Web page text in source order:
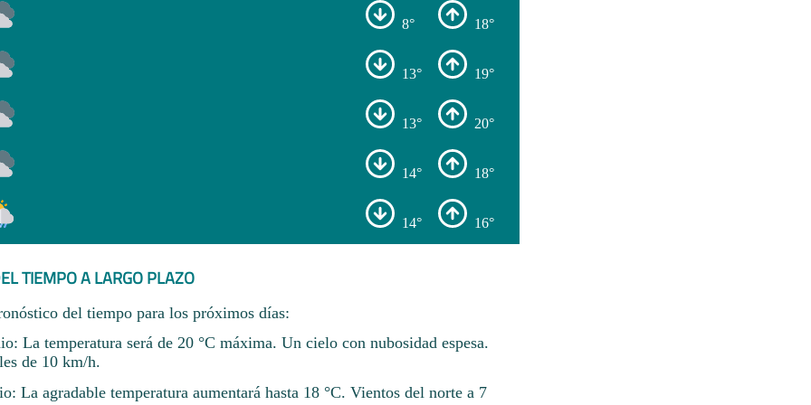
8° 18°
13° 19°
13° 20°
14° 18°
14° 16°
TIEMPO A LARGO PLAZO
del tiempo para los próximos días:
La temperatura será de 20 °C máxima. Un cielo con nubosidad espesa.
de 10 km/h.
La agradable temperatura aumentará hasta 18 °C. Vientos del norte a 7